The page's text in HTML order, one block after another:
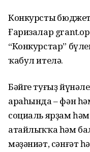
Конкурстың
Ғаризалар
“Конкурстар”
ҡабул ителә.
Бәйге туғыҙ
араһында – фән
социаль ярҙам һәм
атайлыҡҡа һәм
мәҙәниәт, сәнғәт